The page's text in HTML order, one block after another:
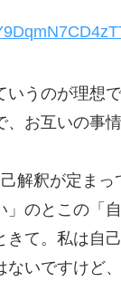
いうのが理想
、お互いの事
解釈が定まっ
」のとこの「
きて。私は自
ないですけど